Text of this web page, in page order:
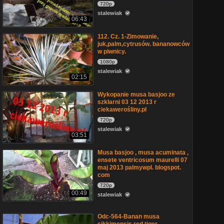
06:43
720p
stalewiak
02:15
112. Cz. 1-Zimowanie,
juk,palm,cytrusów. bananowców
w piwnicy.
1080p
stalewiak
03:51
Wykopanie musa basjoo ze
szklarni 03 12 2013 r
ciekawerośliny.pl
720p
stalewiak
00:49
Musa basjoo , musa acuminata ,
ensete ventricosum maurelli 07
maj 2013 palmywpl. blogspot.
com
720p
stalewiak
Odc-564-Banan musa